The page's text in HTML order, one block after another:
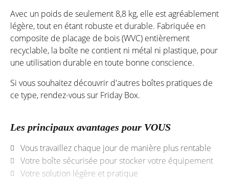
Avec un poids de seulement 8,8 kg, elle est agréablement
légère, tout en étant robuste et durable. Fabriquée en
composite de placage de bois (WVC) entièrement
recyclable, la boîte ne contient ni métal ni plastique, pour
une utilisation durable en toute bonne conscience.
Si vous souhaitez découvrir d'autres boîtes pratiques de
ce type, rendez-vous sur Friday Box.
Les principaux avantages pour VOUS
Vous travaillez chaque jour de manière plus rentable
Votre boîte sécurisée pour stocker votre équipement
Votre solution légère et pratique